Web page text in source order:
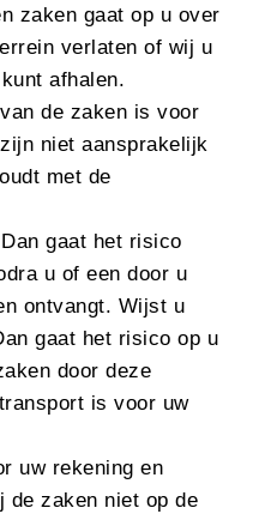
zaken gaat op u over
verlaten of wij u
afhalen.
de zaken is voor
niet aansprakelijk
met de
gaat het risico
u of een door u
ontvangt. Wijst u
gaat het risico op u
door deze
is voor uw
uw rekening en
de zaken niet op de